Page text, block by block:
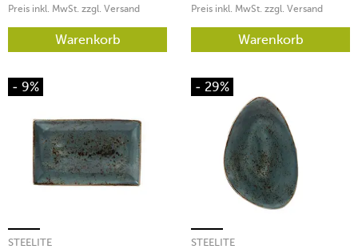
Preis inkl. MwSt. zzgl. Versand
Warenkorb
Preis inkl. MwSt. zzgl. Versand
Warenkorb
- 9%
STEELITE
- 29%
STEELITE